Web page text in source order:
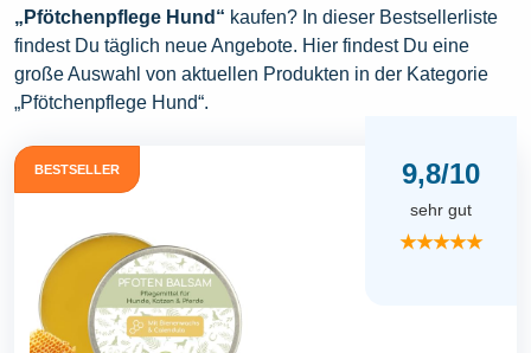
„Pfötchenpflege Hund“ kaufen? In dieser Bestsellerliste
findest Du täglich neue Angebote. Hier findest Du eine
große Auswahl von aktuellen Produkten in der Kategorie
„Pfötchenpflege Hund“.
BESTSELLER 9,8/10
sehr gut
★★★★★